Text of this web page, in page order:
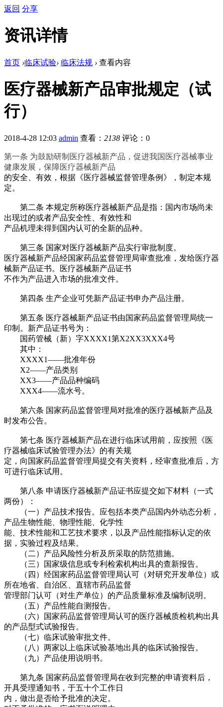
返回 分享
资讯详情
首页 ›临床试验› 临床法规 › 查看内容
医疗器械新产品审批规定（试
行）
2018-4-28 12:03 admin 查看： 2138 评论：0
第一条 为鼓励研制医疗器械新产品，促进我国医疗器械事业
健康发展，保障医疗器械新产品
的安全、有效，根据《医疗器械监督管理条例》，制定本规
定。
第二条 本规定所称医疗器械新产品是指：国内市场尚未
出现过的或者产品安全性、有效性和
产品机理未得到国内认可的全新的品种。
第三条 国家对医疗器械新产品实行审批制度。
医疗器械新产品经国家药品监督管理局审查批准，发给医疗器
械新产品证书。医疗器械新产品证书
不作为产品进入市场的批准文件。
第四条 生产企业可凭新产品证书申办产品注册。
第五条 医疗器械新产品证书由国家药品监督管理局统一
印制。新产品证书号为：
国药管械（新）字XXXX1第X2XX3XXX4号
其中：
XXXX1——批准年份
X2——产品类别
XX3——产品品种编码
XXX4——流水号。
第六条 国家药品监督管理局对批准的医疗器械新产品及
时发布公告。
第七条 医疗器械新产品在进行临床试用前，应按照《医
疗器械临床试验管理办法》的有关规
定，向国家药品监督管理局提交有关资料，经审查批准后，方
可进行临床试用。
第八条 申请医疗器械新产品证书应提交如下材料（一式
两份）：
（一）产品技术报告。应包括本类产品国内外动态分析，
产品生物性能、物理性能、化学性
能、技术性能和工艺技术要求，以及产品性能指标认定的依
据，实验过程及结果。
（二）产品风险性分析及所采取的防范措施。
（三）国家级信息或专利检索机构出具的查新报告。
（四）经国家药品监督管理局认可（对研究开发单位）或
所在地省、自治区、直辖市药品监督
管理部门认可（对生产单位）的产品质量标准及编制说明。
（五）产品性能自测报告。
（六）国家药品监督管理局认可的医疗器械质检机构出具
的产品型式试验报告。
（七）临床试验审批文件。
（八）两家以上临床试验基地出具的临床试验报告。
（九）产品使用说明书。
第九条 国家药品监督管理局在收到完整的申请资料后，
开具受理通知书，于五十个工作日
内，做出是否给予批准的决定。